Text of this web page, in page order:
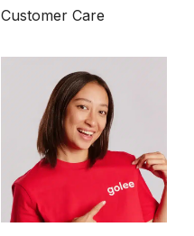
Customer Care